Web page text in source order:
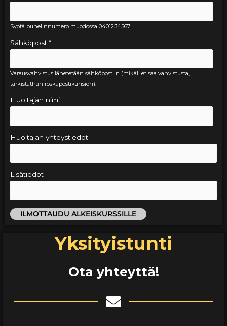
Syötä puhelinnumero muodossa 0401234567
Sähköposti*
Varausvahvistus lähetetään sähköpostiin (mikäli et saa vahvistusta,
tarkistathan roskapostikansion).
Huoltajan nimi
Huoltajan yhteystiedot
Lisätiedot
ILMOTTAUDU ALKEISKURSSILLE
Yksityistunti
Ota yhteyttä!